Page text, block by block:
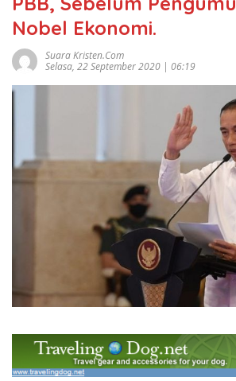
Nobel Ekonomi.
Suara Kristen.com
Selasa, 22 September 2020 | 06:19